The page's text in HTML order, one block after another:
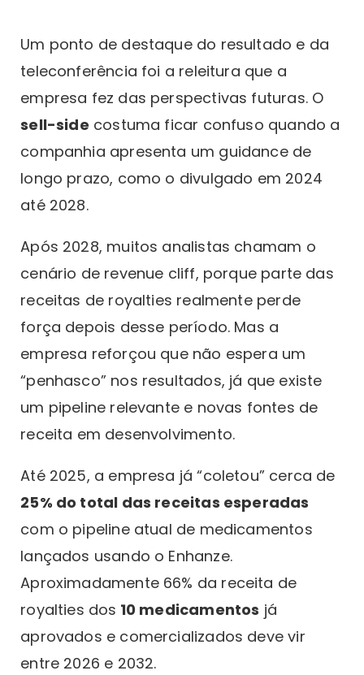
Um ponto de destaque do resultado e da
teleconferência foi a releitura que a
empresa fez das perspectivas futuras. O
sell-side costuma ficar confuso quando a
companhia apresenta um guidance de
longo prazo, como o divulgado em 2024
até 2028.
Após 2028, muitos analistas chamam o
cenário de revenue cliff, porque parte das
receitas de royalties realmente perde
força depois desse período. Mas a
empresa reforçou que não espera um
“penhasco” nos resultados, já que existe
um pipeline relevante e novas fontes de
receita em desenvolvimento.
Até 2025, a empresa já “coletou” cerca de
25% do total das receitas esperadas
com o pipeline atual de medicamentos
lançados usando o Enhanze.
Aproximadamente 66% da receita de
royalties dos 10 medicamentos já
aprovados e comercializados deve vir
entre 2026 e 2032.